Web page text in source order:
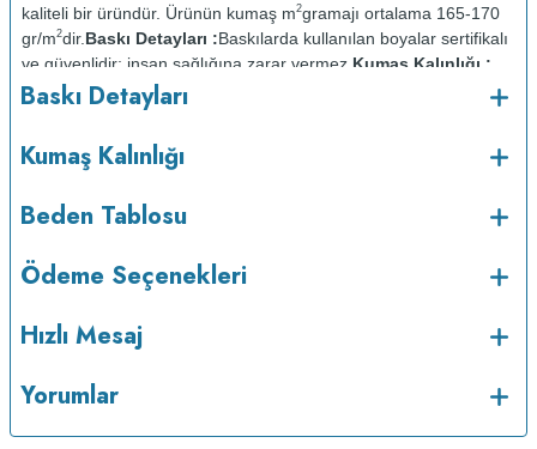
kaliteli bir üründür. Ürünün kumaş m2gramajı ortalama 165-170
gr/m2dir. Baskı Detayları :Baskılarda kullanılan boyalar sertifikalı
ve güvenlidir; insan sağlığına zarar vermez. Kumaş Kalınlığı :
yapılmaz.
Kurutma makinesinde kurutulmaz. Orta ısıda ve tersten
Baskı Detayları
Kumaş Kalınlığı
Beden Tablosu
Ödeme Seçenekleri
Hızlı Mesaj
Yorumlar